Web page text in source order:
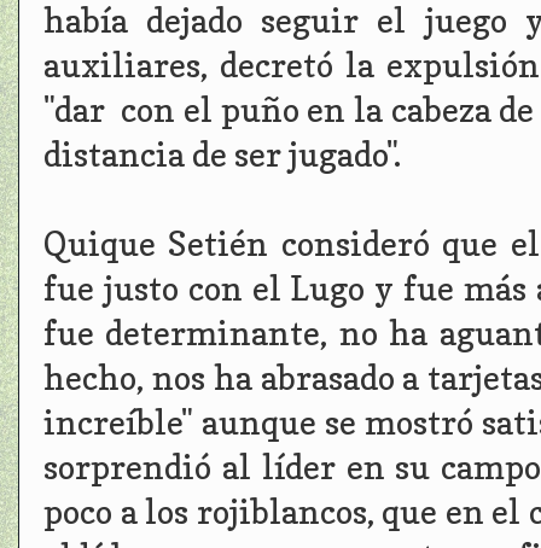
había dejado seguir el
auxiliares, decretó la
"dar con el puño en la cabeza
distancia de ser jugado".
Quique Setién consideró que
fue justo con el Lugo y fue
fue determinante, no ha
hecho, nos ha abrasado a
increíble" aunque se mostró
sorprendió al líder en su
poco a los rojiblancos, que en